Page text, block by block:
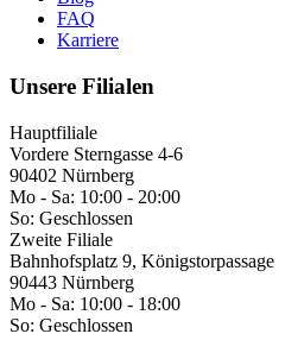
FAQ
Karriere
Unsere Filialen
Hauptfiliale
Vordere Sterngasse 4-6
90402 Nürnberg
Mo - Sa: 10:00 - 20:00
So: Geschlossen
Zweite Filiale
Bahnhofsplatz 9, Königstorpassage
90443 Nürnberg
Mo - Sa: 10:00 - 18:00
So: Geschlossen